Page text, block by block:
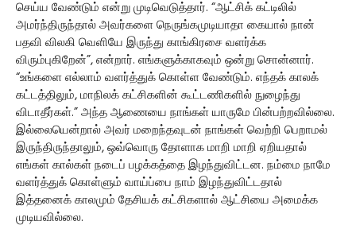
செய்ய வேண்டும் என்று முடிவெடுத்தார். “ஆட்சிக் கட்டிலில்
அமர்ந்திருந்தால் அவர்களை நெருங்கமுடியாதா கையால் நான்
பதவி விலகி வெளியே இருந்து காங்கிரசை வளர்க்க
விரும்புகிறேன்”, என்றார். எங்களுக்காகவும் ஒன்று சொன்னார்.
“உங்களை எல்லாம் வளர்த்துக் கொள்ள வேண்டும். எந்தக் காலக்
கட்டத்திலும், மாநிலக் கட்சிகளின் கூட்டணிகளில் நுழைந்து
விடாதீர்கள்.” அந்த ஆணையை நாங்கள் யாருமே பின்பற்றவில்லை.
இல்லையென்றால் அவர் மறைந்தவுடன் நாங்கள் வெற்றி பெறாமல்
இருந்திருந்தாலும், ஒவ்வொரு தோளாக மாறி மாறி ஏறியதால்
எங்கள் கால்கள் நடைப் பழக்கத்தை இழந்துவிட்டன. நம்மை நாமே
வளர்த்துக் கொள்ளும் வாய்ப்பை நாம் இழந்துவிட்டதால்
இத்தனைக் காலமும் தேசியக் கட்சிகளால் ஆட்சியை அமைக்க
முடியவில்லை.